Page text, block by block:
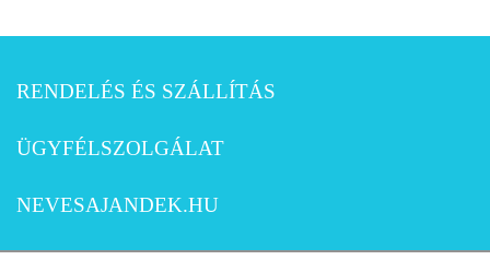
RENDELÉS ÉS SZÁLLÍTÁS
ÜGYFÉLSZOLGÁLAT
NEVESAJANDEK.HU